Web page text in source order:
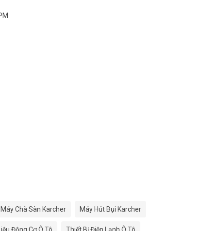
Máy Chà Sàn Karcher Máy Hút Bụi Karcher